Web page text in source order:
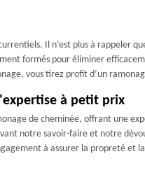
Il n’est plus à rappeler
formés pour éliminer
vous tirez profit d’un
à petit prix
de cheminée, offrant une
notre savoir-faire et notre
à assurer la propreté et